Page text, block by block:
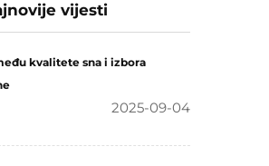
vijesti
kvalitete sna i izbora
2025-09-04